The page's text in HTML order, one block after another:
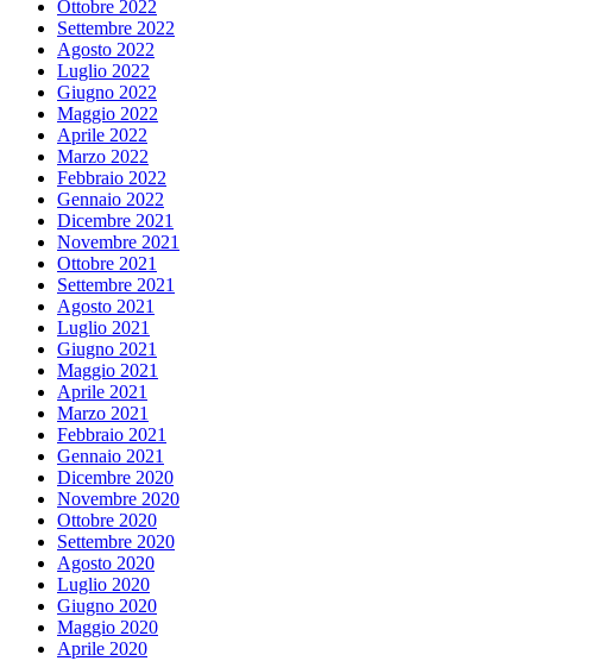
Ottobre 2022
Settembre 2022
Agosto 2022
Luglio 2022
Giugno 2022
Maggio 2022
Aprile 2022
Marzo 2022
Febbraio 2022
Gennaio 2022
Dicembre 2021
Novembre 2021
Ottobre 2021
Settembre 2021
Agosto 2021
Luglio 2021
Giugno 2021
Maggio 2021
Aprile 2021
Marzo 2021
Febbraio 2021
Gennaio 2021
Dicembre 2020
Novembre 2020
Ottobre 2020
Settembre 2020
Agosto 2020
Luglio 2020
Giugno 2020
Maggio 2020
Aprile 2020